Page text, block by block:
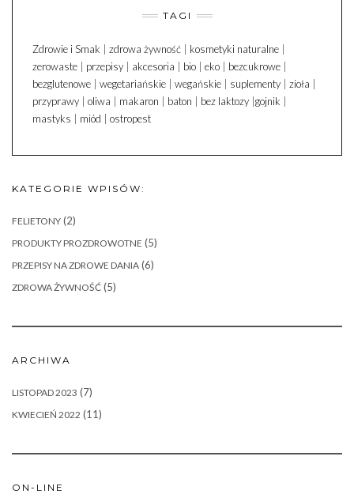
TAGI
Zdrowie i Smak zdrowa żywność kosmetyki naturalne
zerowaste
przepisy akcesoria bio eko bezcukrowe
bezglutenowe
wegetariańskie wegańskie suplementy zioła
przyprawy
oliwa makaron baton bez laktozy gojnik
mastyks
miód ostropest
KATEGORIE WPISÓW:
FELIETONY (2)
PRODUKTY PROZDROWOTNE (5)
PRZEPISY NA ZDROWE DANIA (6)
ZDROWA ŻYWNOŚĆ (5)
ARCHIWA
LISTOPAD 2023 (7)
KWIECIEŃ 2022 (11)
ON-LINE